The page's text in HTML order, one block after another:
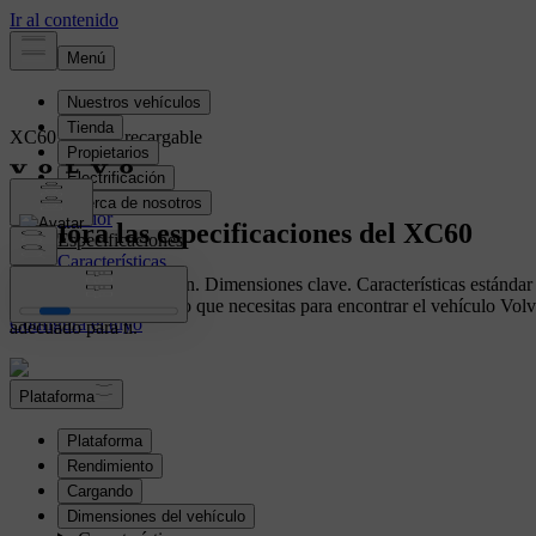
XC60 Híbrido recargable
Resumen
Interior
Especificaciones
Características
Configura el tuyo
Explora las especificaciones del XC60
Opciones de transmisión. Dimensiones clave. Características
actualizaciones. Todo lo que necesitas para encontrar el vehículo
adecuado para ti.
Plataforma
Plataforma
Rendimiento
Cargando
Dimensiones del vehículo